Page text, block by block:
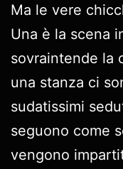
Ma le vere
Una è la scena
sovraintende la
una stanza ci
sudatissimi
seguono come
vengono